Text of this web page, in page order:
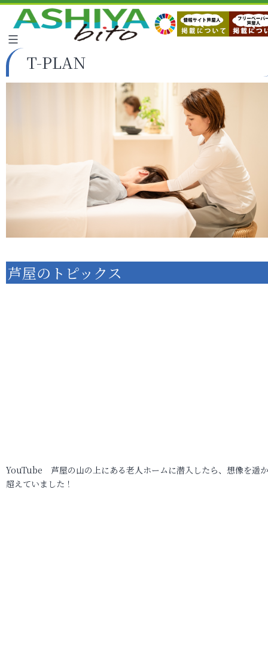
T-PLAN
芦屋のトピックス
YouTube 芦屋の山の上にある老人ホームに潜入したら、想像を遥
超えていました！